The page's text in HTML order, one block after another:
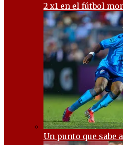
2 x1 en el fútbol
Un punto que sabe